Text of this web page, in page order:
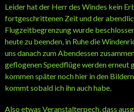
Leider hat der Herr des Windes kein
fortgeschrittenen Zeit und der
Flugzeitbegrenzung wurde
heute zu beenden, in Ruhe die
uns danach zum Abendessen
geflogenen Speedflüge werden erneut
kommen später noch hier in den
kommt sobald ich ihn auch habe.
Also etwas Veranstalterpech, dass